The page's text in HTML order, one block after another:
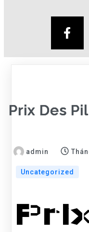
Prix Des
admin
Uncategorized